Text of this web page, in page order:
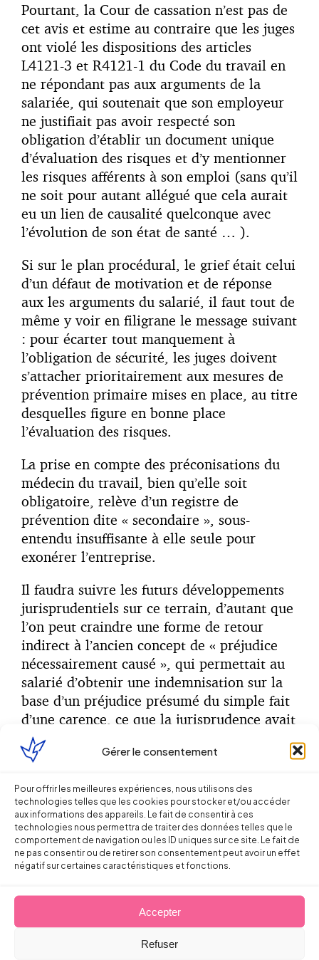
Gérer le consentement
Pour offrir les meilleures expériences, nous utilisons des
technologies telles que les cookies pour stocker et/ou accéder
aux informations des appareils. Le fait de consentir à ces
technologies nous permettra de traiter des données telles que le
comportement de navigation ou les ID uniques sur ce site. Le fait de
ne pas consentir ou de retirer son consentement peut avoir un effet
négatif sur certaines caractéristiques et fonctions.
Accepter
Refuser
Pourtant, la Cour de cassation n’est pas de
cet avis et estime au contraire que les juges
ont violé les dispositions des articles
L4121-3 et R4121-1 du Code du travail en
ne répondant pas aux arguments de la
salariée, qui soutenait que son employeur
ne justifiait pas avoir respecté son
obligation d’établir un document unique
d’évaluation des risques et d’y mentionner
les risques afférents à son emploi (sans qu’il
ne soit pour autant allégué que cela aurait
eu un lien de causalité quelconque avec
l’évolution de son état de santé … ).
Si sur le plan procédural, le grief était celui
d’un défaut de motivation et de réponse
aux les arguments du salarié, il faut tout de
même y voir en filigrane le message suivant
: pour écarter tout manquement à
l’obligation de sécurité, les juges doivent
s’attacher prioritairement aux mesures de
prévention primaire mises en place, au titre
desquelles figure en bonne place
l’évaluation des risques.
La prise en compte des préconisations du
médecin du travail, bien qu’elle soit
obligatoire, relève d’un registre de
prévention dite « secondaire », sous-
entendu insuffisante à elle seule pour
exonérer l’entreprise.
Il faudra suivre les futurs développements
jurisprudentiels sur ce terrain, d’autant que
l’on peut craindre une forme de retour
indirect à l’ancien concept de « préjudice
nécessairement causé », qui permettait au
salarié d’obtenir une indemnisation sur la
base d’un préjudice présumé du simple fait
d’une carence, ce que la jurisprudence avait
justement souhaité abandonner pour
revenir à une exigence plus rigoureuse de
En tout état de cause, le piège serait
certainement d’avoir une conception trop
formaliste de l’évaluation des risques, axée
uniquement sur sa retranscription dans le
vue de l’exigence de protection de la santé,
l’essentiel tient plutôt aux actions concrètes
mises en place par l’employeur.